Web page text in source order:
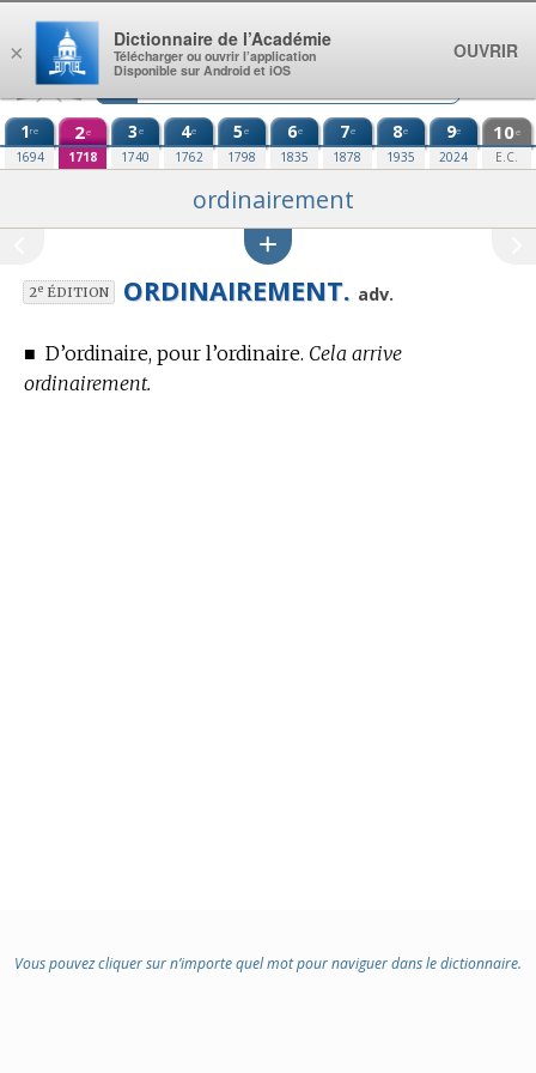
Aller au contenu
1re
1694
2e
1718
3e
1740
4e
1762
5e
1798
6e
1835
7e
1878
8e
1935
9e
2024
10e
E.C.
ordinairement
2eÉDITION ORDINAIREMENT. adv.
■ D’ordinaire, pour l’ordinaire. Cela arrive
ordinairement.
Vous pouvez cliquer sur n’importe quel mot pour naviguer dans le dictionnaire.
×
Dictionnaire de l’Académie
Télécharger ou ouvrir l’application
Disponible sur Android et iOS
OUVRIR